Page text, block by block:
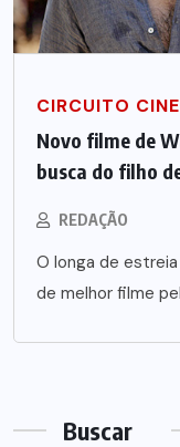
CIRCUITO
Novo filme de
busca do filho
REDAÇÃO
O longa de
de melhor filme
Buscar